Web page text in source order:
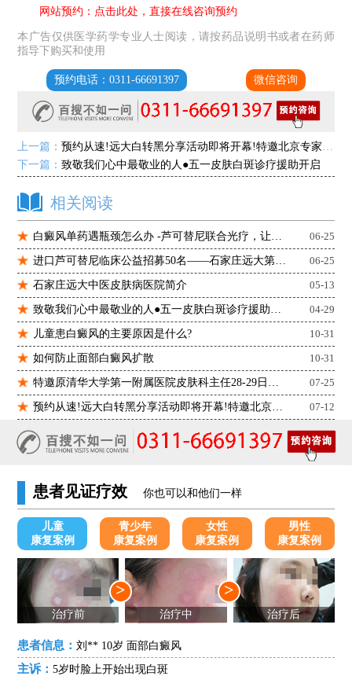
网站预约：点击此处，直接在线咨询预约
本广告仅供医学药学专业人士阅读，请按药品说明书或者在药师
指导下购买和使用
预约电话：0311-66691397 微信咨询
上一篇：预约从速!远大白转黑分享活动即将开幕!特邀北京专家来院坐诊!
下一篇：致敬我们心中最敬业的人●五一皮肤白斑诊疗援助开启
相关阅读
白癜风单药遇瓶颈怎么办 -芦可替尼联合光疗，让难治部位"跟上来" 06-25
进口芦可替尼临床公益招募50名——石家庄远大第5届青少年白癜风复色夏令营启动 06-25
石家庄远大中医皮肤病医院简介 05-13
致敬我们心中最敬业的人●五一皮肤白斑诊疗援助开启 04-29
儿童患白癜风的主要原因是什么? 10-31
如何防止面部白癜风扩散 10-31
特邀原清华大学第一附属医院皮肤科主任28-29日来院会诊 07-25
预约从速!远大白转黑分享活动即将开幕!特邀北京专家来院坐诊! 07-12
患者见证疗效 你也可以和他们一样
儿童
康复案例
青少年
康复案例
女性
康复案例
男性
康复案例
治疗前
>
治疗中
>
治疗后
患者信息：刘** 10岁 面部白癜风
主诉：5岁时脸上开始出现白斑